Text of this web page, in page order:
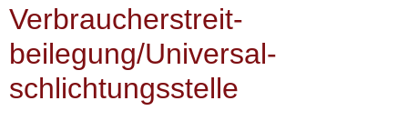
Verbraucher­streit­
beilegung/Universal­
schlichtungs­stelle